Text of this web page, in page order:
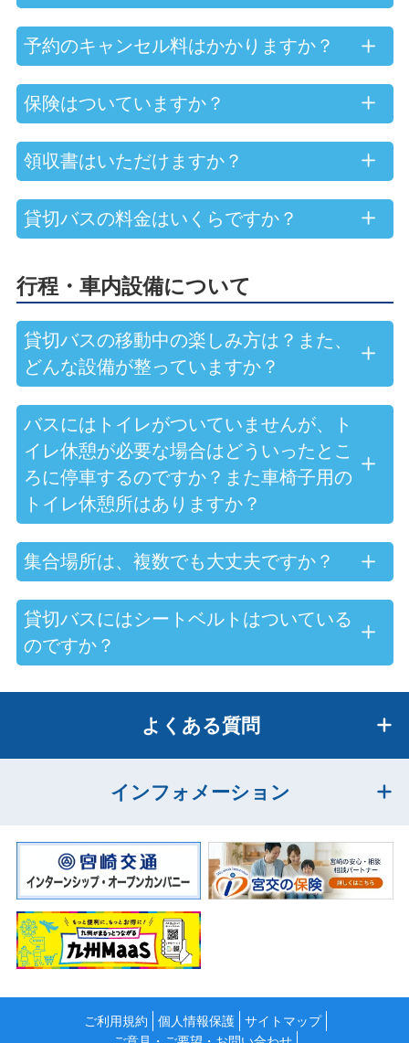
予約のキャンセル料はかかりますか？
保険はついていますか？
領収書はいただけますか？
貸切バスの料金はいくらですか？
行程・車内設備について
貸切バスの移動中の楽しみ方は？また、
どんな設備が整っていますか？
バスにはトイレがついていませんが、ト
イレ休憩が必要な場合はどういったとこ
ろに停車するのですか？また車椅子用の
トイレ休憩所はありますか？
集合場所は、複数でも大丈夫ですか？
貸切バスにはシートベルトはついている
のですか？
よくある質問
インフォメーション
ご利用規約 個人情報保護
サイトマップ